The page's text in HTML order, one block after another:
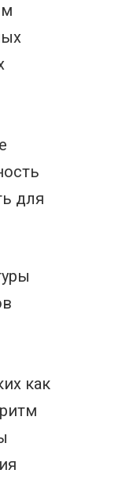
для
как